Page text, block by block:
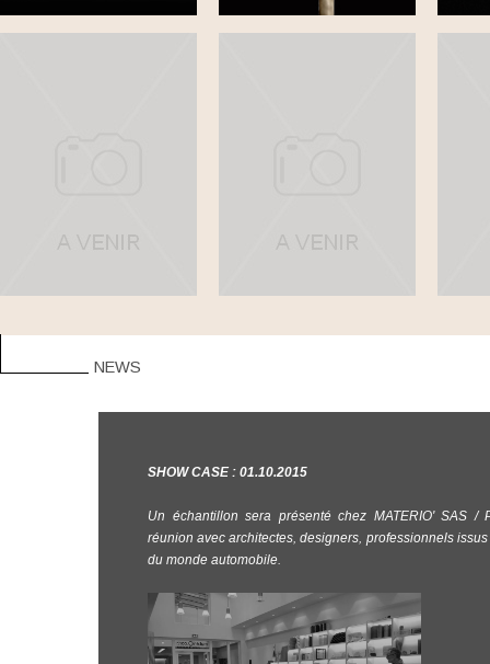
NEWS
SHOW CASE : 01.10.2015
Un échantillon sera présenté chez MATERIO' SAS /
réunion avec architectes, designers, professionnels
du monde automobile.